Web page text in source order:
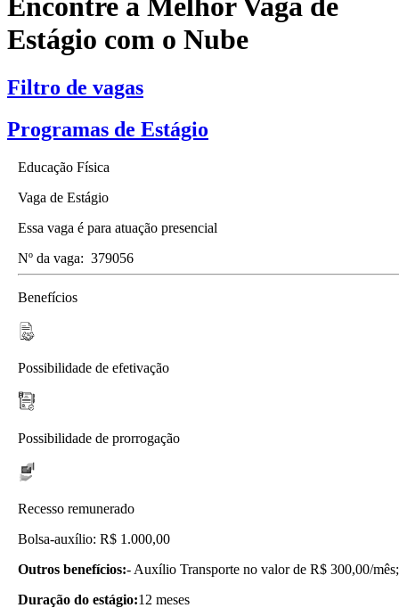
Encontre a Melhor Vaga de
Estágio com o Nube
Filtro de vagas
Programas de Estágio
Educação Física
Vaga de Estágio
Essa vaga é para atuação presencial
Nº da vaga: 379056
Benefícios
Possibilidade de efetivação
Possibilidade de prorrogação
Recesso remunerado
Bolsa-auxílio: R$ 1.000,00
Outros benefícios:- Auxílio Transporte no valor de R$ 300,00/mês;
Duração do estágio:12 meses